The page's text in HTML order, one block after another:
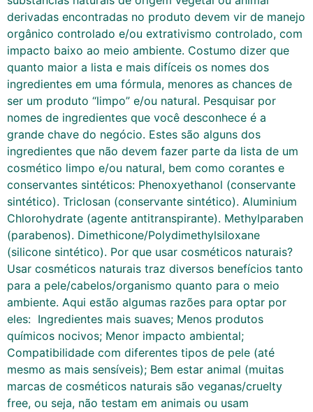
derivadas encontradas no produto devem vir de manejo
orgânico controlado e/ou extrativismo controlado, com
impacto baixo ao meio ambiente. Costumo dizer que
quanto maior a lista e mais difíceis os nomes dos
ingredientes em uma fórmula, menores as chances de
ser um produto “limpo” e/ou natural. Pesquisar por
nomes de ingredientes que você desconhece é a
grande chave do negócio. Estes são alguns dos
ingredientes que não devem fazer parte da lista de um
cosmético limpo e/ou natural, bem como corantes e
conservantes sintéticos: Phenoxyethanol (conservante
sintético). Triclosan (conservante sintético). Aluminium
Chlorohydrate (agente antitranspirante). Methylparaben
(parabenos). Dimethicone/Polydimethylsiloxane
(silicone sintético). Por que usar cosméticos naturais?
Usar cosméticos naturais traz diversos benefícios tanto
para a pele/cabelos/organismo quanto para o meio
ambiente. Aqui estão algumas razões para optar por
eles: Ingredientes mais suaves; Menos produtos
químicos nocivos; Menor impacto ambiental;
Compatibilidade com diferentes tipos de pele (até
mesmo as mais sensíveis); Bem estar animal (muitas
marcas de cosméticos naturais são veganas/cruelty
free, ou seja, não testam em animais ou usam